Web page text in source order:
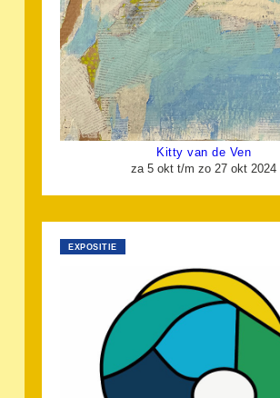
Kitty van de Ven
za 5 okt t/m zo 27 okt 2024
EXPOSITIE